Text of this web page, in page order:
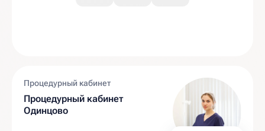
Процедурный кабинет
Процедурный кабинет
Одинцово